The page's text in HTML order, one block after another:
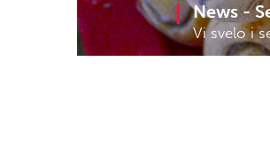
News -
Vi svelo i